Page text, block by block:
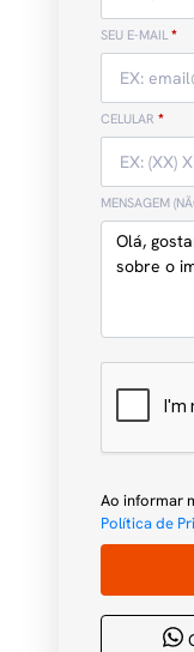
SEU E-MAIL *
CELULAR *
MENSAGEM
Ao informar
Política de